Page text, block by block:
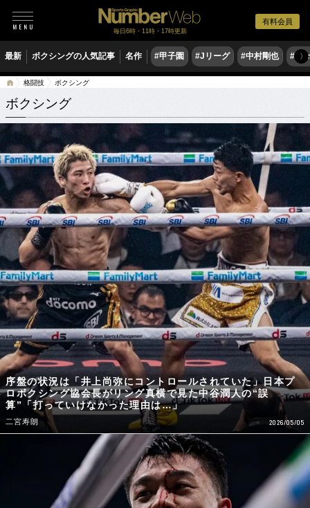
有料会員
毎日6時・11時・17時更新
最新 ボクシングの人気記事 名作 #甲子園 #Jリーグ #中村剛也 #佐
〉
格闘技 ボクシング
ボクシング
序盤の状況は「井上尚弥にコントロールされていた」日本プ
ロボクシング協会長がリング真横で見た中谷潤人の“誤
算”「打っていけなかった理由は…」
二宮寿朗 2026/05/05